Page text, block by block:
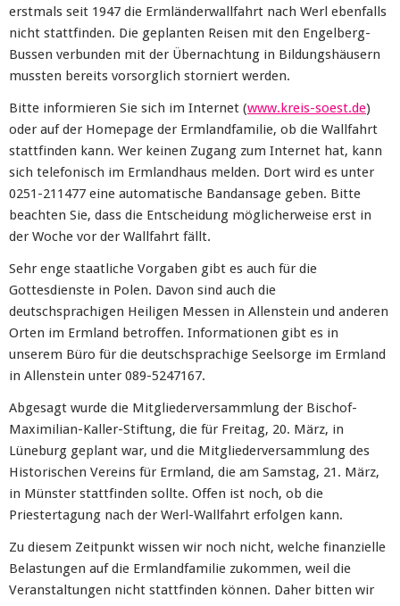
erstmals seit 1947 die Ermländerwallfahrt nach Werl ebenfalls
nicht stattfinden. Die geplanten Reisen mit den Engelberg-
Bussen verbunden mit der Übernachtung in Bildungshäusern
mussten bereits vorsorglich storniert werden.
Bitte informieren Sie sich im Internet (www.kreis-soest.de)
oder auf der Homepage der Ermlandfamilie, ob die Wallfahrt
stattfinden kann. Wer keinen Zugang zum Internet hat, kann
sich telefonisch im Ermlandhaus melden. Dort wird es unter
0251-211477 eine automatische Bandansage geben. Bitte
beachten Sie, dass die Entscheidung möglicherweise erst in
der Woche vor der Wallfahrt fällt.
Sehr enge staatliche Vorgaben gibt es auch für die
Gottesdienste in Polen. Davon sind auch die
deutschsprachigen Heiligen Messen in Allenstein und anderen
Orten im Ermland betroffen. Informationen gibt es in
unserem Büro für die deutschsprachige Seelsorge im Ermland
in Allenstein unter 089-5247167.
Abgesagt wurde die Mitgliederversammlung der Bischof-
Maximilian-Kaller-Stiftung, die für Freitag, 20. März, in
Lüneburg geplant war, und die Mitgliederversammlung des
Historischen Vereins für Ermland, die am Samstag, 21. März,
in Münster stattfinden sollte. Offen ist noch, ob die
Priestertagung nach der Werl-Wallfahrt erfolgen kann.
Zu diesem Zeitpunkt wissen wir noch nicht, welche finanzielle
Belastungen auf die Ermlandfamilie zukommen, weil die
Veranstaltungen nicht stattfinden können. Daher bitten wir